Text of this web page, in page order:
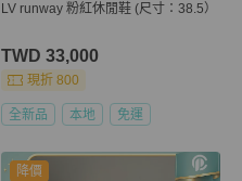
LV runway 粉紅休閒鞋 (尺寸：38.5）
TWD 33,000
現折 800
全新品 本地 免運
降價